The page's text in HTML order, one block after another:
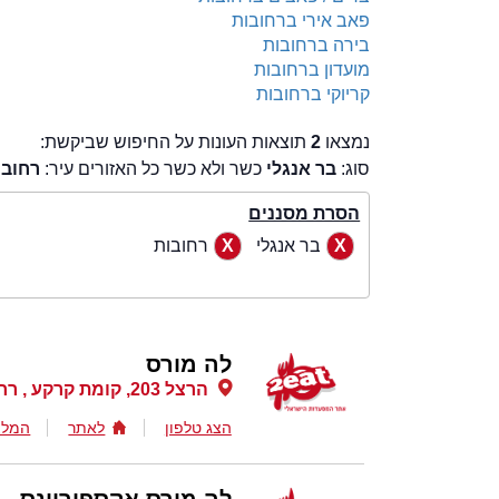
פאב אירי ברחובות
בירה ברחובות
מועדון ברחובות
קריוקי ברחובות
נמצאו 2תוצאות העונות על החיפוש שביקשת:
סוג: בר אנגלי כשר ולא כשר כל האזורים עיר:
הסרת מסננים
בר אנגלי
רחובות
לה מורס
הרצל 203, קומת קרקע , רחובות
הצג טלפון לאתר